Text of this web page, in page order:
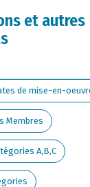
et autres
de mise-en-
Membres
A,B,C